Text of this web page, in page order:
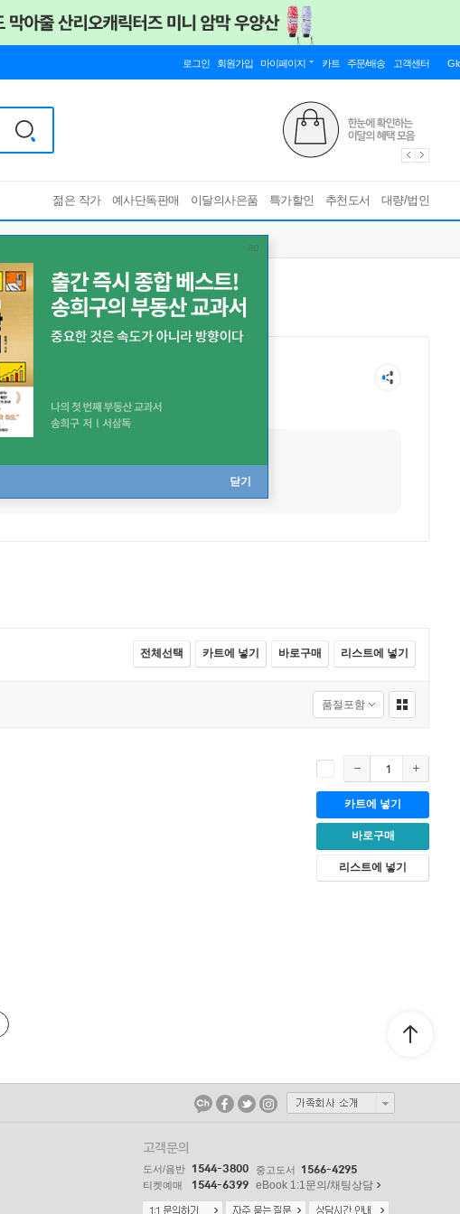
로그인 회원가입 마이페이지 카트 주문/배송 고객센터
젊은 작가 예사단독판매 이달의사은품 특가할인 추천도서 대량/법인
닫기
くらはし ゆみこ
전체선택 카트에 넣기 바로구매 리스트에 넣기
카트에 넣기
바로구매
리스트에 넣기
고객문의
도서/음반 1544-3800 중고도서 1566-4295
티켓예매 1544-6399 eBook 1:1문의/채팅상담